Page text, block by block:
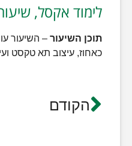
לימוד אקסל, שיעור מספר 4 - מושגי
תוכן השיעור – השיעור
כאחוז, עיצוב תא טקסט
הקודם